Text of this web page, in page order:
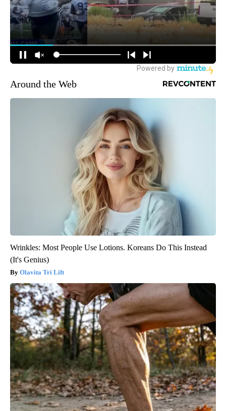
Around the Web
Wrinkles: Most People Use Lotions. Koreans Do This Instead
(It's Genius)
Olavita Tri Lift